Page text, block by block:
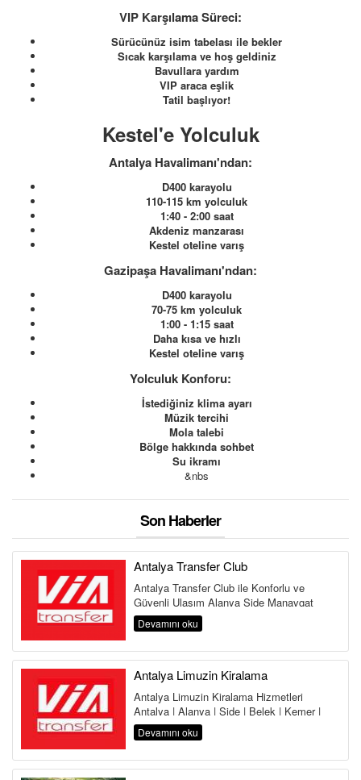
VIP Karşılama Süreci:
Sürücünüz isim tabelası ile bekler
Sıcak karşılama ve hoş geldiniz
Bavullara yardım
VIP araca eşlik
Tatil başlıyor!
Kestel'e Yolculuk
Antalya Havalimanı'ndan:
D400 karayolu
110-115 km yolculuk
1:40 - 2:00 saat
Akdeniz manzarası
Kestel oteline varış
Gazipaşa Havalimanı'ndan:
D400 karayolu
70-75 km yolculuk
1:00 - 1:15 saat
Daha kısa ve hızlı
Kestel oteline varış
Yolculuk Konforu:
İstediğiniz klima ayarı
Müzik tercihi
Mola talebi
Bölge hakkında sohbet
Su ikramı
&nbs
Son Haberler
Antalya Transfer Club
Antalya Transfer Club ile Konforlu ve
Güvenli Ulaşım Alanya Side Manavgat
Belek Kemer Kundu Lara Antalya
Havalima...
Devamını oku
Antalya Limuzin Kiralama
Antalya Limuzin Kiralama Hizmetleri
Antalya | Alanya | Side | Belek | Kemer |
Lara | Kundu | Land of Legends Antalya,...
Devamını oku